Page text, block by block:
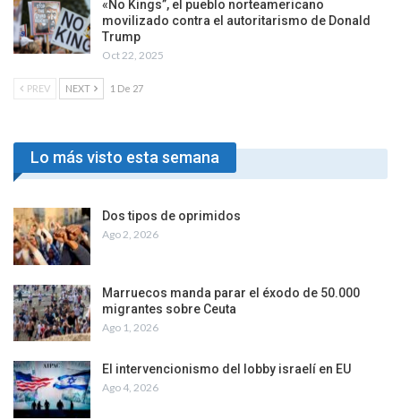
«No Kings”, el pueblo norteamericano
movilizado contra el autoritarismo de Donald
Trump
Oct 22, 2025
PREV NEXT 1 De 27
Lo más visto esta semana
Dos tipos de oprimidos
Ago 2, 2026
Marruecos manda parar el éxodo de 50.000
migrantes sobre Ceuta
Ago 1, 2026
El intervencionismo del lobby israelí en EU
Ago 4, 2026